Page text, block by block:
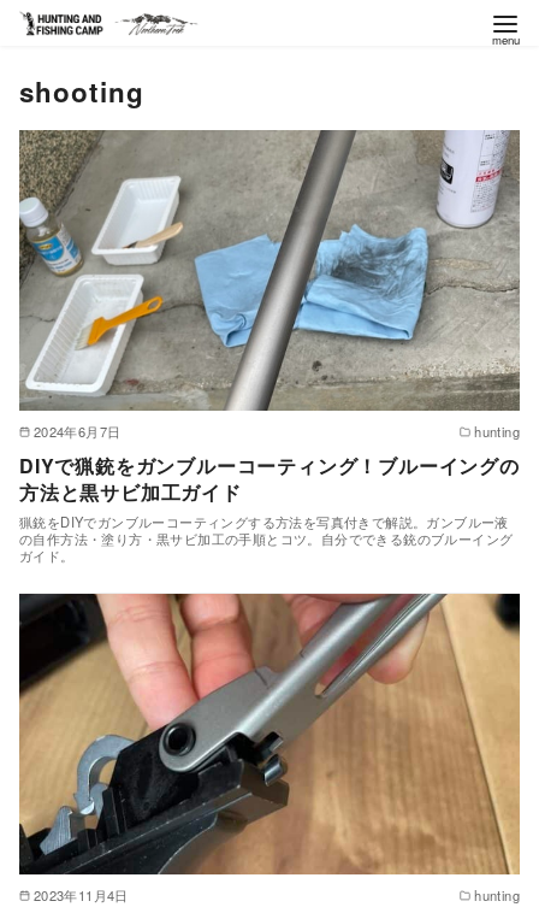
shooting
2024年6月7日 hunting
DIYで猟銃をガンブルーコーティング！ブルーイングの
方法と黒サビ加工ガイド
猟銃をDIYでガンブルーコーティングする方法を写真付きで解説。ガンブルー液
の自作方法・塗り方・黒サビ加工の手順とコツ。自分でできる銃のブルーイング
ガイド。
2023年11月4日 hunting